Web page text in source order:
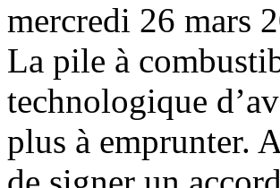
mercredi 26 mars
La pile à
technologique
plus à emprunter.